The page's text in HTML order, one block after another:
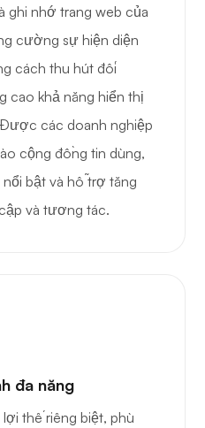
ghi nhớ trang web của
cường sự hiện diện
cách thu hút đối
cao khả năng hiển thị
các doanh nghiệp
cộng đồng tin dùng,
bật và hỗ trợ tăng
và tương tác.
đa năng
thế riêng biệt, phù